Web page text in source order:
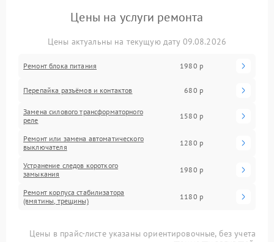
Цены на услуги ремонта
Цены актуальны на текущую дату 09.08.2026
Ремонт блока питания 1980 р
Перепайка разъёмов и контактов 680 р
Замена силового трансформаторного
реле
1580 р
Ремонт или замена автоматического
выключателя
1280 р
Устранение следов короткого
замыкания
1980 р
Ремонт корпуса стабилизатора
(вмятины, трещины)
1180 р
Цены в прайс-листе указаны ориентировочные, без учета